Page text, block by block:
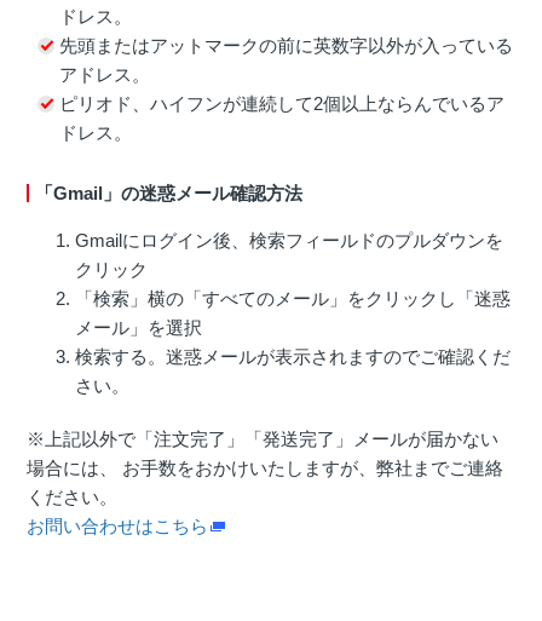
ドレス。
先頭またはアットマークの前に英数字以外が入っている
アドレス。
ピリオド、ハイフンが連続して2個以上ならんでいるア
ドレス。
「Gmail」の迷惑メール確認方法
Gmailにログイン後、検索フィールドのプルダウンを
クリック
「検索」横の「すべてのメール」をクリックし「迷惑
メール」を選択
検索する。迷惑メールが表示されますのでご確認くだ
さい。
※上記以外で「注文完了」「発送完了」メールが届かない
場合には、 お手数をおかけいたしますが、弊社までご連絡
ください。
お問い合わせはこちら